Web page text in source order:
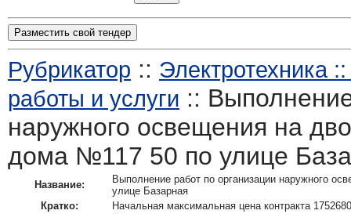
Разместить свой тендер
Рубрикатор :: Электротехника
работы и услуги ::
наружного освещения на
дома №117 50 по улице
Название:
Выполнение работ по организации наружного
улице Базарная
Кратко:
Начальная максимальная цена контракта